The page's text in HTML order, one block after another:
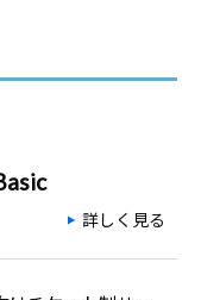
詳しく見る